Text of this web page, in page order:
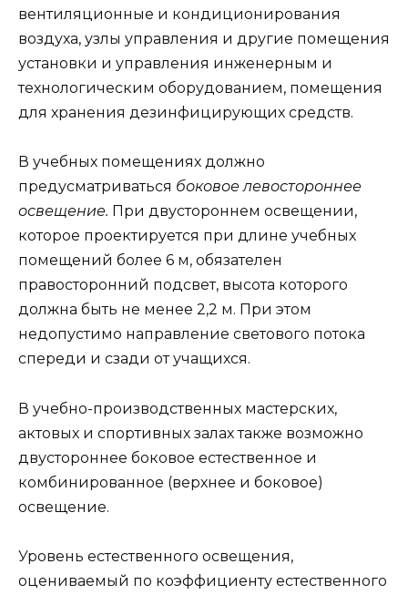
вентиляционные и кондиционирования
воздуха, узлы управления и другие помещения
установки и управления инженерным и
технологическим оборудованием, помещения
для хранения дезинфицирующих средств.
В учебных помещениях должно
предусматриваться боковое левостороннее
освещение. При двустороннем освещении,
которое проектируется при длине учебных
помещений более 6 м, обязателен
правосторонний подсвет, высота которого
должна быть не менее 2,2 м. При этом
недопустимо направление светового потока
спереди и сзади от учащихся.
В учебно-производственных мастерских,
актовых и спортивных залах также возможно
двустороннее боковое естественное и
комбинированное (верхнее и боковое)
освещение.
Уровень естественного освещения,
оцениваемый по коэффициенту естественного